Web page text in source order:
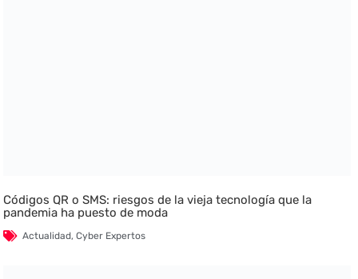
Códigos QR o SMS: riesgos de la vieja tecnología que la
pandemia ha puesto de moda
Actualidad,Cyber Expertos